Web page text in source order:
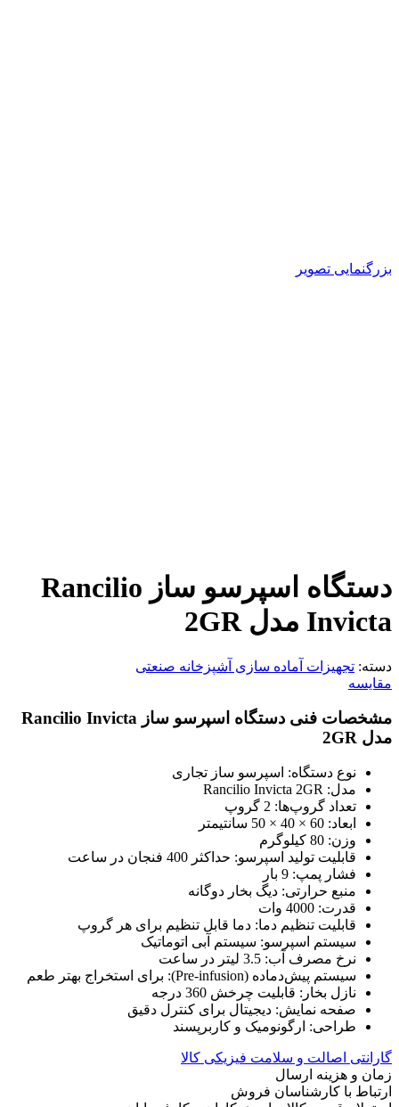
بزرگنمایی تصویر
دستگاه اسپرسو ساز Rancilio
Invicta مدل 2GR
دسته: تجهیزات آماده سازی آشپزخانه صنعتی
مقایسه
مشخصات فنی دستگاه اسپرسو ساز Rancilio Invicta
مدل 2GR
نوع دستگاه: اسپرسو ساز تجاری
مدل: Rancilio Invicta 2GR
تعداد گروپ‌ها: 2 گروپ
ابعاد: 60 × 40 × 50 سانتیمتر
وزن: 80 کیلوگرم
قابلیت تولید اسپرسو: حداکثر 400 فنجان در ساعت
فشار پمپ: 9 بار
منبع حرارتی: دیگ بخار دوگانه
قدرت: 4000 وات
قابلیت تنظیم دما: دما قابل تنظیم برای هر گروپ
سیستم اسپرسو: سیستم آبی اتوماتیک
نرخ مصرف آب: 3.5 لیتر در ساعت
سیستم پیش‌دماده (Pre-infusion): برای استخراج بهتر طعم
نازل بخار: قابلیت چرخش 360 درجه
صفحه نمایش: دیجیتال برای کنترل دقیق
طراحی: ارگونومیک و کاربرپسند
گارانتی اصالت و سلامت فیزیکی کالا
زمان و هزینه ارسال
ارتباط با کارشناسان فروش